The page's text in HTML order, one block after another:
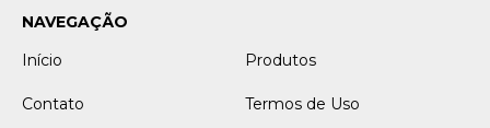
NAVEGAÇÃO
Início
Produtos
Contato Termos de Uso